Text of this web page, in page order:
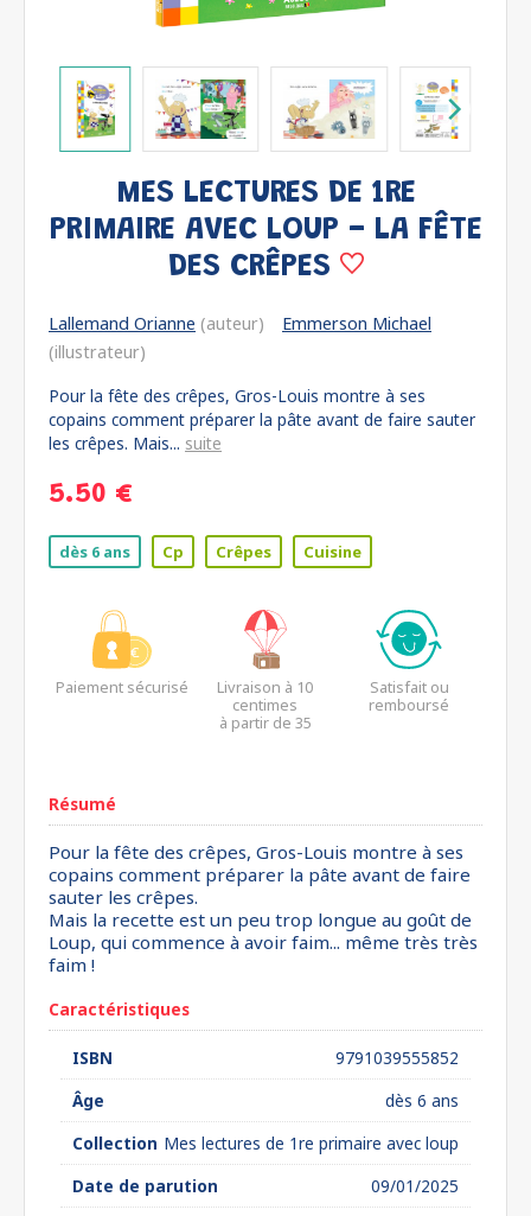
MES LECTURES DE 1RE
PRIMAIRE AVEC LOUP - LA FÊTE
DES CRÊPES
Lallemand Orianne (auteur)
Emmerson Michael
(illustrateur)
Pour la fête des crêpes, Gros-Louis montre à ses
copains comment préparer la pâte avant de faire sauter
les crêpes. Mais... suite
5.50 €
dès 6 ans Cp Crêpes Cuisine
Paiement sécurisé
Livraison à 10
centimes
à partir de 35
Satisfait ou
remboursé
Résumé
Pour la fête des crêpes, Gros-Louis montre à ses
copains comment préparer la pâte avant de faire
sauter les crêpes.
Mais la recette est un peu trop longue au goût de
Loup, qui commence à avoir faim... même très très
faim !
Caractéristiques
ISBN
9791039555852
Âge
dès 6 ans
Collection Mes lectures de 1re primaire avec loup
Date de parution
09/01/2025